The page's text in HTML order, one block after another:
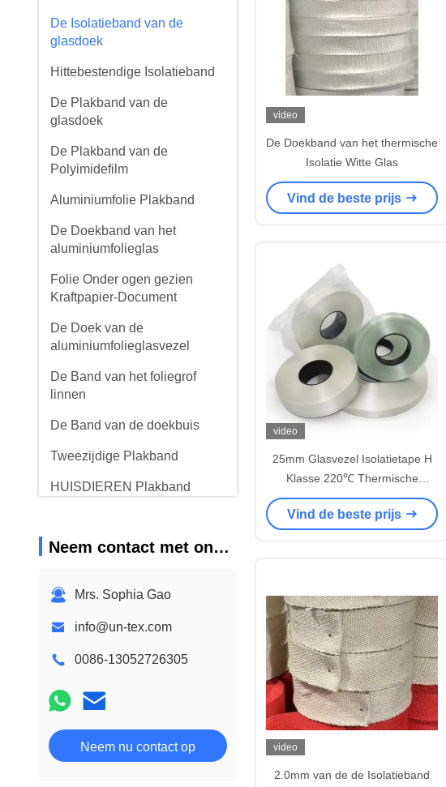
De Isolatieband van de
glasdoek
Hittebestendige Isolatieband
De Plakband van de
glasdoek
De Plakband van de
Polyimidefilm
Aluminiumfolie Plakband
De Doekband van het
aluminiumfolieglas
Folie Onder ogen gezien
Kraftpapier-Document
De Doek van de
aluminiumfolieglasvezel
De Band van het foliegrof
linnen
De Band van de doekbuis
Tweezijdige Plakband
HUISDIEREN Plakband
Neem contact met ons op
Mrs. Sophia Gao
info@un-tex.com
0086-13052726305
Neem nu contact op
video
De Doekband van het thermische
Isolatie Witte Glas
Vind de beste prijs
video
25mm Glasvezel Isolatietape H
Klasse 220℃ Thermische
Waarde
Vind de beste prijs
video
2.0mm van de de Isolatieband